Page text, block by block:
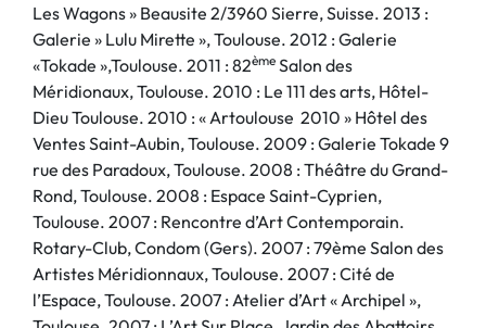
Les Wagons » Beausite 2/3960 Sierre, Suisse. 2013 :
Galerie » Lulu Mirette », Toulouse. 2012 : Galerie
«Tokade »,Toulouse. 2011 : 82ème Salon des
Méridionaux, Toulouse. 2010 : Le 111 des arts, Hôtel-
Dieu Toulouse. 2010 : « Artoulouse 2010 » Hôtel des
Ventes Saint-Aubin, Toulouse. 2009 : Galerie Tokade 9
rue des Paradoux, Toulouse. 2008 : Théâtre du Grand-
Rond, Toulouse. 2008 : Espace Saint-Cyprien,
Toulouse. 2007 : Rencontre d’Art Contemporain.
Rotary-Club, Condom (Gers). 2007 : 79ème Salon des
Artistes Méridionnaux, Toulouse. 2007 : Cité de
l’Espace, Toulouse. 2007 : Atelier d’Art « Archipel »,